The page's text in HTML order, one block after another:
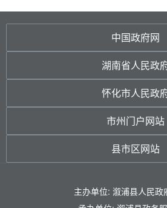
中国政府网
湖南省人民政
怀化市人民政
市州门户网站
县市区网站
主办单位: 溆浦县人民政